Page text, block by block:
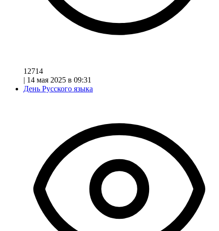
12714
| 14 мая 2025 в 09:31
День Русского языка